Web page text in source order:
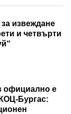
извеждане
и четвърти
официално е
Бургас: